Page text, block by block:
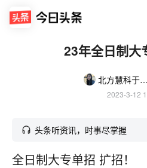
23年全日制大
北方慧科于老师
2023-3-12
头条听资讯，时事尽掌握
全日制大专单招 扩招！